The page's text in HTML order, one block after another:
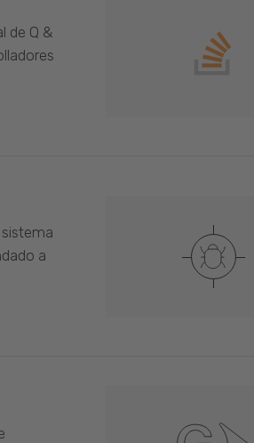
de Q &
a